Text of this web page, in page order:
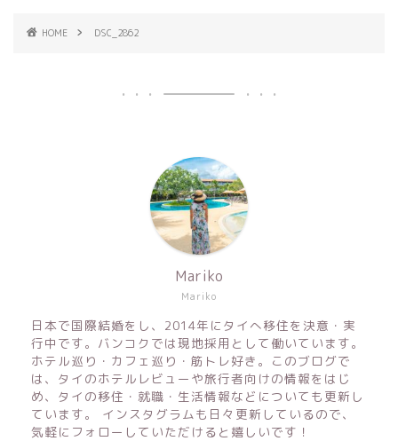
HOME DSC_2862
Mariko
Mariko
日本で国際結婚をし、2014年にタイへ移住を決意・実
行中です。バンコクでは現地採用として働いています。
ホテル巡り・カフェ巡り・筋トレ好き。このブログで
は、タイのホテルレビューや旅行者向けの情報をはじ
め、タイの移住・就職・生活情報などについても更新し
ています。 インスタグラムも日々更新しているので、
気軽にフォローしていただけると嬉しいです！